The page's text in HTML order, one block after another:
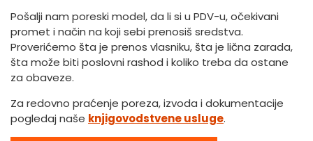
Pošalji nam poreski model, da li si u PDV-u, očekivani
promet i način na koji sebi prenosiš sredstva.
Proverićemo šta je prenos vlasniku, šta je lična zarada,
šta može biti poslovni rashod i koliko treba da ostane
za obaveze.
Za redovno praćenje poreza, izvoda i dokumentacije
pogledaj naše knjigovodstvene usluge.